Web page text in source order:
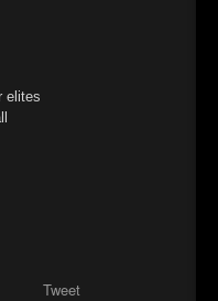
elites
Tweet